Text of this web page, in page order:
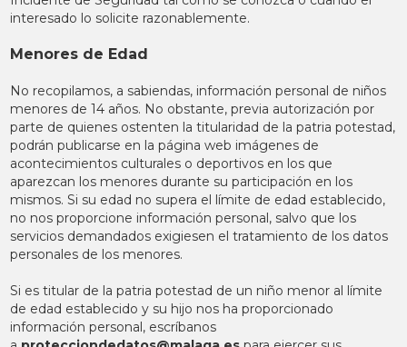
interesado lo solicite razonablemente.
Menores de Edad
No recopilamos, a sabiendas, información personal de niños
menores de 14 años. No obstante, previa autorización por
parte de quienes ostenten la titularidad de la patria potestad,
podrán publicarse en la página web imágenes de
acontecimientos culturales o deportivos en los que
aparezcan los menores durante su participación en los
mismos. Si su edad no supera el límite de edad establecido,
no nos proporcione información personal, salvo que los
servicios demandados exigiesen el tratamiento de los datos
personales de los menores.
Si es titular de la patria potestad de un niño menor al límite
de edad establecido y su hijo nos ha proporcionado
información personal, escríbanos